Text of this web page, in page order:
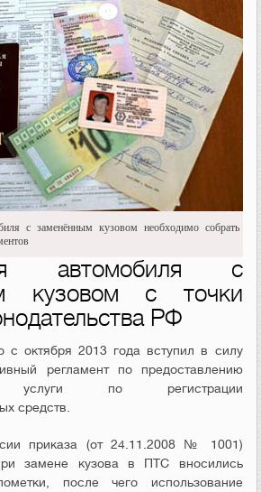
с заменённым кузовом необходимо собрать
автомобиля с
кузовом с точки
РФ
с октября 2013 года вступил в силу
регламент по предоставлению
услуги по регистрации
средств.
приказа (от 24.11.2008 № 1001)
замене кузова в ПТС вносились
после чего использование